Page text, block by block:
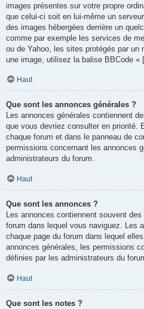
images présentes sur votre propre
que celui-ci soit en lui-même un
des images hébergées derrière un
comme par exemple les services de
ou de Yahoo, les sites protégés par un
une image, utilisez la balise BBCode «
Haut
Que sont les annonces générales ?
Les annonces générales contiennent
que vous devriez consulter en priorité.
chaque forum et dans le panneau de
permissions concernant les annonces
administrateurs du forum.
Haut
Que sont les annonces ?
Les annonces contiennent souvent
forum dans lequel vous naviguez. Les
chaque page du forum dans lequel
annonces générales, les permissions
définies par les administrateurs du
Haut
Que sont les notes ?